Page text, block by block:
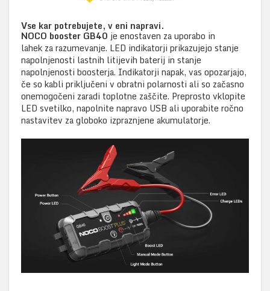
Vse kar potrebujete, v eni napravi.
NOCO booster GB40 je enostaven za uporabo in
lahek za razumevanje. LED indikatorji prikazujejo stanje
napolnjenosti lastnih litijevih baterij in stanje
napolnjenosti boosterja. Indikatorji napak, vas opozarjajo,
če so kabli priključeni v obratni polarnosti ali so začasno
onemogočeni zaradi toplotne zaščite. Preprosto vklopite
LED svetilko, napolnite napravo USB ali uporabite ročno
nastavitev za globoko izpraznjene akumulatorje.